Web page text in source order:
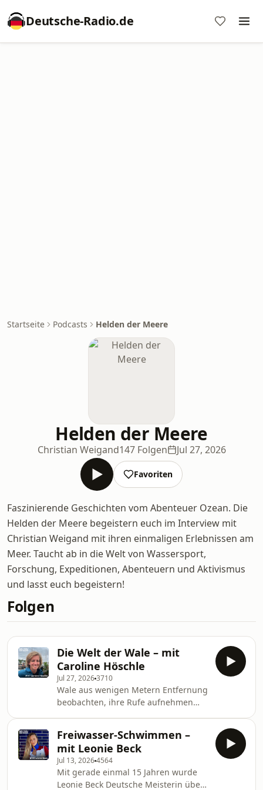
Deutsche-Radio.de
Startseite Podcasts Helden der Meere
Helden der Meere
Christian Weigand147 Folgen Jul 27, 2026
Favoriten
Faszinierende Geschichten vom Abenteuer Ozean. Die
Helden der Meere begeistern euch im Interview mit
Christian Weigand mit ihren einmaligen Erlebnissen am
Meer. Taucht ab in die Welt von Wassersport,
Forschung, Expeditionen, Abenteuern und Aktivismus
und lasst euch begeistern!
Folgen
Die Welt der Wale – mit
Caroline Höschle
Jul 27, 20263710
Wale aus wenigen Metern Entfernung
beobachten, ihre Rufe aufnehmen
Meeressäuger aus so vielen
unterschiedlichen Perspektiven wie
die Meeresökologin Caroline Höschle.
Mit ihrem Start-
Freiwasser-Schwimmen –
mit Leonie Beck
Jul 13, 20264564
Mit gerade einmal 15 Jahren wurde
Leonie Beck Deutsche Meisterin über